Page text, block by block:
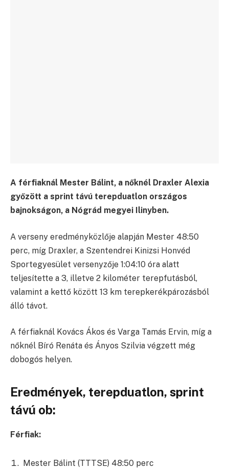
A férfiaknál Mester Bálint, a nőknél Draxler Alexia
győzött a sprint távú terepduatlon országos
bajnokságon, a Nógrád megyei Ilinyben.
A verseny eredményközlője alapján Mester 48:50
perc, míg Draxler, a Szentendrei Kinizsi Honvéd
Sportegyesület versenyzője 1:04:10 óra alatt
teljesítette a 3, illetve 2 kilométer terepfutásból,
valamint a kettő között 13 km terepkerékpározásból
álló távot.
A férfiaknál Kovács Ákos és Varga Tamás Ervin, míg a
nőknél Bíró Renáta és Ányos Szilvia végzett még
dobogós helyen.
Eredmények, terepduatlon, sprint
távú ob:
Férfiak:
Mester Bálint (TTTSE) 48:50 perc